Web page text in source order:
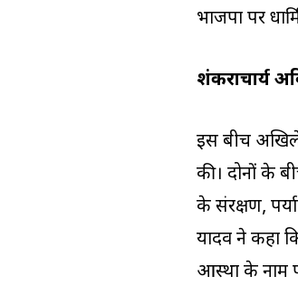
भाजपा पर
शंकराचार्य
इस बीच
की। दोनों के
के संरक्षण,
यादव ने कहा
आस्था के नाम